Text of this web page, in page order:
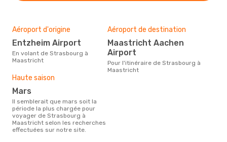
Aéroport d'origine
Entzheim Airport
En volant de Strasbourg à
Maastricht
Aéroport de destination
Maastricht Aachen
Airport
Pour l'itinéraire de Strasbourg à
Maastricht
Haute saison
mars
Il semblerait que mars soit la
période la plus chargée pour
voyager de Strasbourg à
Maastricht selon les recherches
effectuées sur notre site.